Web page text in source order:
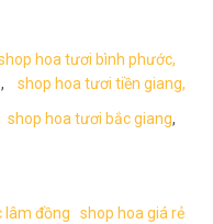
hoa tươi bình phước,
, shop hoa tươi tiền giang,
shop hoa tươi bắc giang,
lâm đồng
shop hoa giá rẻ